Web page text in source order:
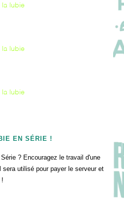
la lubie
la lubie
la lubie
EN SÉRIE !
? Encouragez le travail d'une
utilisé pour payer le serveur et
!